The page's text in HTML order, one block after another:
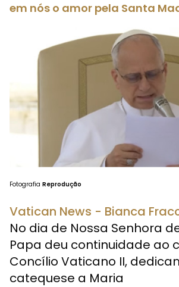
em nós o amor pela Santa
Fotografia Reprodução
Vatican News - Bianca
No dia de Nossa Senhora
Papa deu continuidade ao
Concílio Vaticano II,
catequese a Maria